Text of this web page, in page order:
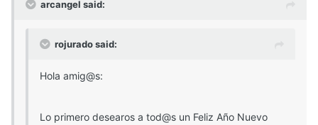
arcangel said:
rojurado said:
Hola amig@s:
Lo primero desearos a tod@s un Feliz Año Nuevo